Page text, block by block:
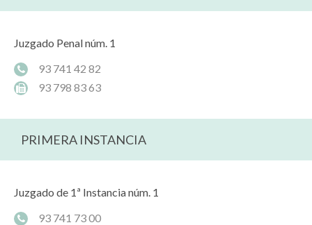
Juzgado Penal núm. 1
93 741 42 82
93 798 83 63
PRIMERA INSTANCIA
Juzgado de 1ª Instancia núm. 1
93 741 73 00